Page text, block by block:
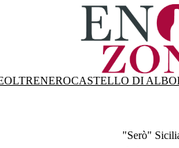
OLTRENEROCASTELLO DI
"Serò"